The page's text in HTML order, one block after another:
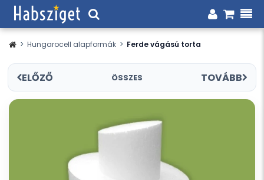
> Hungarocell alapformák > Ferde vágású torta
ELŐZŐ ÖSSZES TOVÁBB